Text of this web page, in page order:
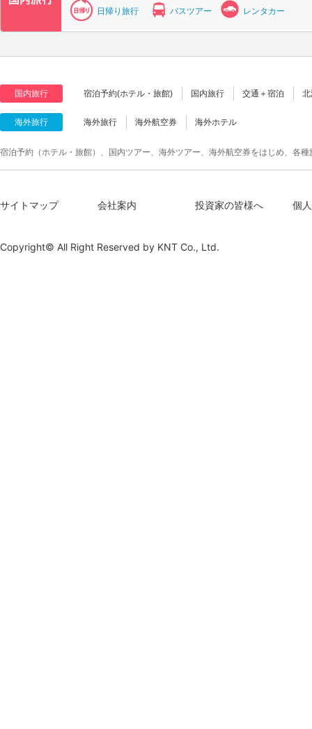
日帰り旅行 バスツアー レンタカー
国内旅行 宿泊予約(ホテル・旅館) 国内旅行 交通＋宿泊
海外旅行 海外旅行 海外航空券 海外ホテル
宿泊予約（ホテル・旅館）、国内ツアー、海外ツアー、海外航空券をはじめ、各
サイトマップ 会社案内 投資家の皆様へ 個
Copyright© All Right Reserved by KNT Co., Ltd.